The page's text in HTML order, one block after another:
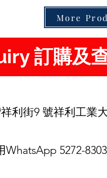
More
訂購及
利街9 號祥利工業
5272-